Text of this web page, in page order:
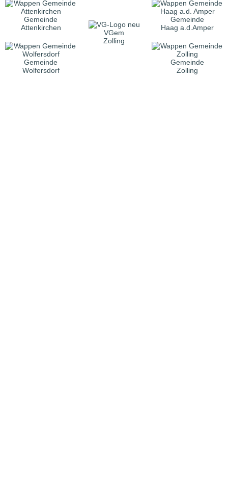
Gemeinde
Attenkirchen
VGem
Zolling
Gemeinde
Haag a.d.Amper
Gemeinde
Wolfersdorf
Gemeinde
Zolling